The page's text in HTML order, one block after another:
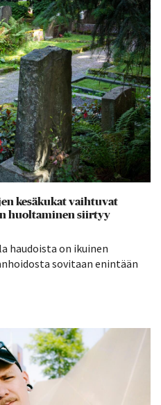
kesäkukat vaihtuvat
huoltaminen siirtyy
haudoista on ikuinen
sovitaan enintään